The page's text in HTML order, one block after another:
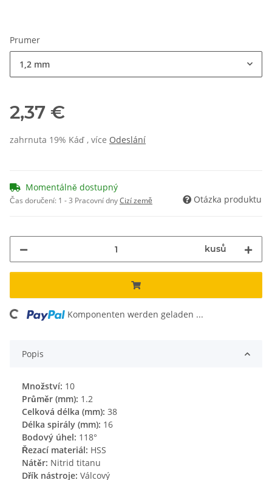
Prumer
1,2 mm
2,37 €
zahrnuta 19% Káď , více Odeslání
Momentálně dostupný
Čas doručení: 1 - 3 Pracovní dnyCizí země Otázka produktu
kusů
Komponenten werden geladen ...
Popis
Množství: 10
Průměr (mm): 1.2
Celková délka (mm): 38
Délka spirály (mm): 16
Bodový úhel: 118°
Řezací materiál: HSS
Nátěr: Nitrid titanu
Dřík nástroje: Válcový